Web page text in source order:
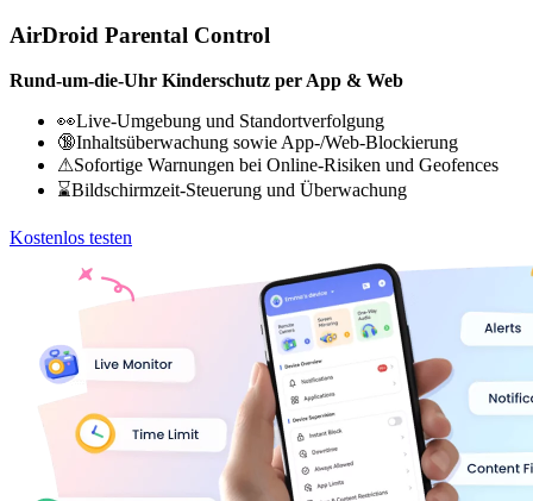
AirDroid Parental Control
Rund-um-die-Uhr Kinderschutz per App & Web
👀Live-Umgebung und Standortverfolgung
🔞Inhaltsüberwachung sowie App-/Web-Blockierung
⚠Sofortige Warnungen bei Online-Risiken und Geofences
⌛Bildschirmzeit-Steuerung und Überwachung
Kostenlos testen